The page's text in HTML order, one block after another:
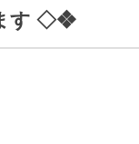
す ◇❖